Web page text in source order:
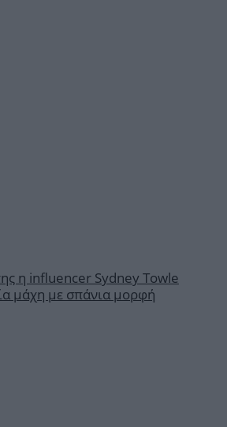
η influencer Sydney Towle
μάχη με σπάνια μορφή